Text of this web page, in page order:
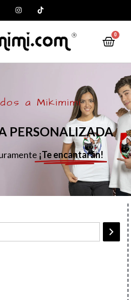
0
a Mikimimi
PERSONALIZADA
¡Te encantarán!